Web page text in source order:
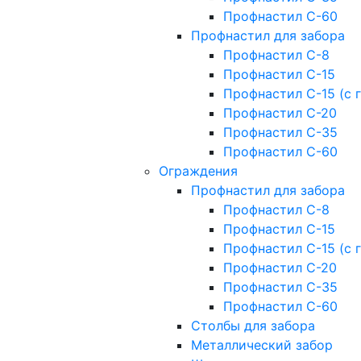
Профнастил С-60
Профнастил для забора
Профнастил С-8
Профнастил С-15
Профнастил С-15 (с
Профнастил С-20
Профнастил С-35
Профнастил С-60
Ограждения
Профнастил для забора
Профнастил С-8
Профнастил С-15
Профнастил С-15 (с
Профнастил С-20
Профнастил С-35
Профнастил С-60
Столбы для забора
Металлический забор